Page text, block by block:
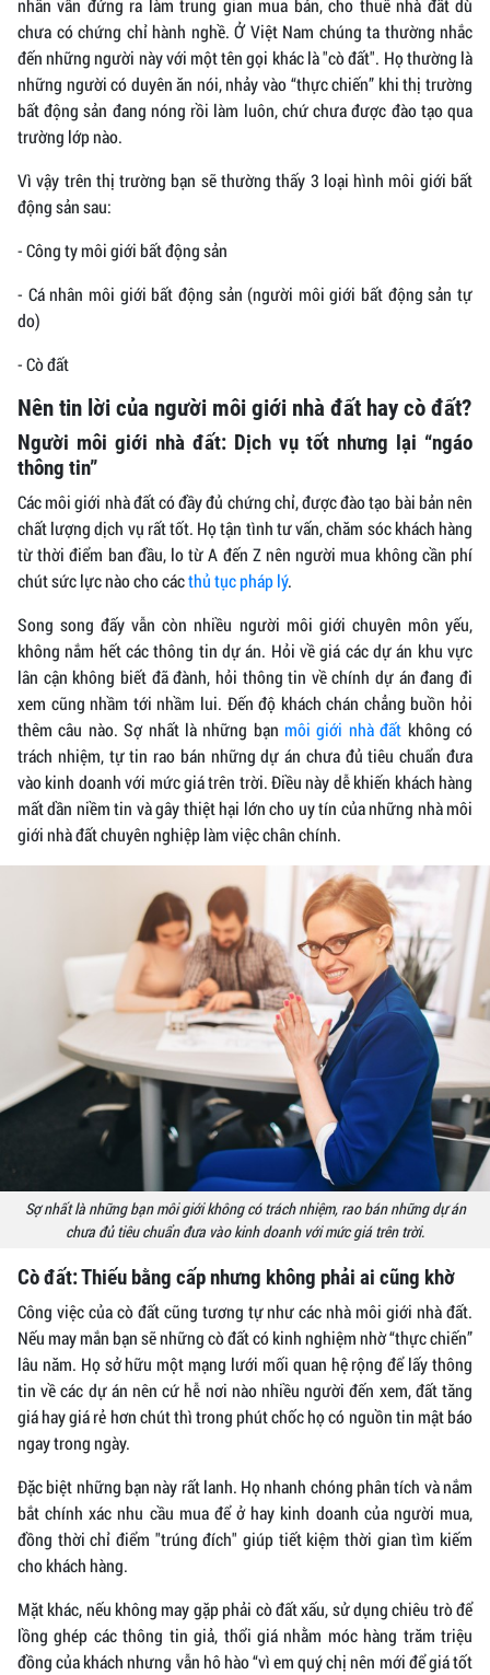
nhân vẫn đứng ra làm trung gian mua bán, cho thuê nhà đất dù
chưa có chứng chỉ hành nghề. Ở Việt Nam chúng ta thường nhắc
đến những người này với một tên gọi khác là "cò đất". Họ thường là
những người có duyên ăn nói, nhảy vào “thực chiến” khi thị trường
bất động sản đang nóng rồi làm luôn, chứ chưa được đào tạo qua
trường lớp nào.
Vì vậy trên thị trường bạn sẽ thường thấy 3 loại hình môi giới bất
động sản sau:
- Công ty môi giới bất động sản
- Cá nhân môi giới bất động sản (người môi giới bất động sản tự
do)
- Cò đất
Nên tin lời của người môi giới nhà đất hay cò đất?
Người môi giới nhà đất: Dịch vụ tốt nhưng lại “ngáo
thông tin”
Các môi giới nhà đất có đầy đủ chứng chỉ, được đào tạo bài bản nên
chất lượng dịch vụ rất tốt. Họ tận tình tư vấn, chăm sóc khách hàng
từ thời điểm ban đầu, lo từ A đến Z nên người mua không cần phí
chút sức lực nào cho cácthủ tục pháp lý.
Song song đấy vẫn còn nhiều người môi giới chuyên môn yếu,
không nắm hết các thông tin dự án. Hỏi về giá các dự án khu vực
lân cận không biết đã đành, hỏi thông tin về chính dự án đang đi
xem cũng nhầm tới nhầm lui. Đến độ khách chán chẳng buồn hỏi
thêm câu nào. Sợ nhất là những bạn môi giới nhà đất không có
trách nhiệm, tự tin rao bán những dự án chưa đủ tiêu chuẩn đưa
vào kinh doanh với mức giá trên trời. Điều này dễ khiến khách hàng
mất dần niềm tin và gây thiệt hại lớn cho uy tín của những nhà môi
giới nhà đất chuyên nghiệp làm việc chân chính.
Sợ nhất là những bạn môi giới không có trách nhiệm, rao bán những dự án
chưa đủ tiêu chuẩn đưa vào kinh doanh với mức giá trên trời.
Cò đất: Thiếu bằng cấp nhưng không phải ai cũng khờ
Công việc của cò đất cũng tương tự như các nhà môi giới nhà đất.
Nếu may mắn bạn sẽ những cò đất có kinh nghiệm nhờ “thực chiến”
lâu năm. Họ sở hữu một mạng lưới mối quan hệ rộng để lấy thông
tin về các dự án nên cứ hễ nơi nào nhiều người đến xem, đất tăng
giá hay giá rẻ hơn chút thì trong phút chốc họ có nguồn tin mật báo
ngay trong ngày.
Đặc biệt những bạn này rất lanh. Họ nhanh chóng phân tích và nắm
bắt chính xác nhu cầu mua để ở hay kinh doanh của người mua,
đồng thời chỉ điểm "trúng đích" giúp tiết kiệm thời gian tìm kiếm
cho khách hàng.
Mặt khác, nếu không may gặp phải cò đất xấu, sử dụng chiêu trò để
lồng ghép các thông tin giả, thổi giá nhằm móc hàng trăm triệu
đồng của khách nhưng vẫn hô hào “vì em quý chị nên mới để giá tốt